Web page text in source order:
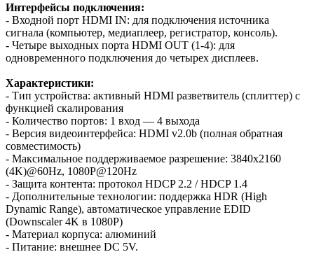
Интерфейсы подключения:
- Входной порт HDMI IN: для подключения источника
сигнала (компьютер, медиаплеер, регистратор, консоль).
- Четыре выходных порта HDMI OUT (1-4): для
одновременного подключения до четырех дисплеев.
Характеристики:
- Тип устройства: активный HDMI разветвитель (сплиттер) с
функцией скалирования
- Количество портов: 1 вход — 4 выхода
- Версия видеоинтерфейса: HDMI v2.0b (полная обратная
совместимость)
- Максимальное поддерживаемое разрешение: 3840x2160
(4K)@60Hz, 1080P@120Hz
- Защита контента: протокол HDCP 2.2 / HDCP 1.4
- Дополнительные технологии: поддержка HDR (High
Dynamic Range), автоматическое управление EDID
(Downscaler 4K в 1080P)
- Материал корпуса: алюминий
- Питание: внешнее DC 5V.